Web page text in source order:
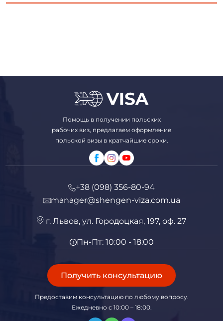
Помощь в получении польских
рабочих виз, предлагаем оформление
польской визы в кратчайшие сроки.
+38 (098) 356-80-94
manager@shengen-viza.com.ua
г. Львов, ул. Городоцкая, 197, оф. 27
Пн-Пт: 10:00 - 18:00
Получить консультацию
Предоставим консультацию по любому вопросу.
Ежедневно с 10:00 – 18:00.